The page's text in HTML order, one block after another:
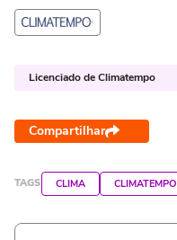
Licenciado de Climatempo
Compartilhar
TAGS CLIMA CLIMATEMPO